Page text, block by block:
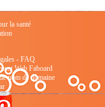
la santé
- FAQ
Web Faboard
nom de domaine